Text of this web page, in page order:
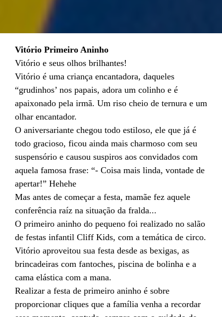
Vitório Primeiro Aninho
Vitório e seus olhos brilhantes!
Vitório é uma criança encantadora, daqueles
“grudinhos’ nos papais, adora um colinho e é
apaixonado pela irmã. Um riso cheio de ternura e um
olhar encantador.
O aniversariante chegou todo estiloso, ele que já é
todo gracioso, ficou ainda mais charmoso com seu
suspensório e causou suspiros aos convidados com
aquela famosa frase: “- Coisa mais linda, vontade de
apertar!” Hehehe
Mas antes de começar a festa, mamãe fez aquele
conferência raíz na situação da fralda...
O primeiro aninho do pequeno foi realizado no salão
de festas infantil Cliff Kids, com a temática de circo.
Vitório aproveitou sua festa desde as bexigas, as
brincadeiras com fantoches, piscina de bolinha e a
cama elástica com a mana.
Realizar a festa de primeiro aninho é sobre
proporcionar cliques que a família venha a recordar